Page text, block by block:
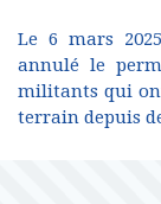
Le 6 mars
annulé le
militants qui
terrain depuis